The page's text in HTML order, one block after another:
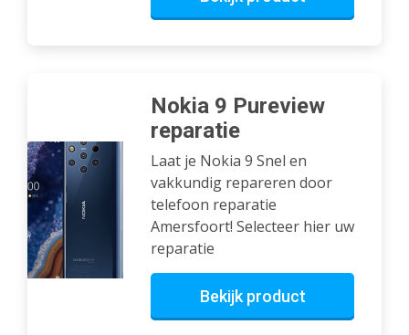
Nokia 9 Pureview
reparatie
Laat je Nokia 9 Snel en
vakkundig repareren door
telefoon reparatie
Amersfoort! Selecteer hier uw
reparatie
Bekijk product